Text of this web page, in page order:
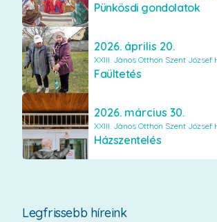
Pünkösdi gondolatok
2026. április 20.
XXIII. János Otthon Szent József
Faültetés
2026. március 30.
XXIII. János Otthon Szent József
Házszentelés
Legfrissebb híreink